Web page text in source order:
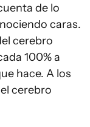
de lo
caras.
cerebro
100% a
hace. A los
cerebro